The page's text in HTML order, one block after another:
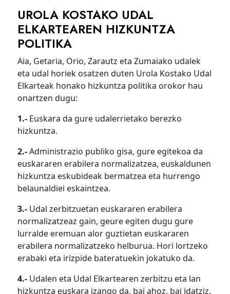
UROLA KOSTAKO UDAL
ELKARTEAREN HIZKUNTZA
POLITIKA
Aia, Getaria, Orio, Zarautz eta Zumaiako udalek
eta udal horiek osatzen duten Urola Kostako Udal
Elkarteak honako hizkuntza politika orokor hau
onartzen dugu:
1.- Euskara da gure udalerrietako berezko
hizkuntza.
2.-Administrazio publiko gisa, gure egitekoa da
euskararen erabilera normalizatzea, euskaldunen
hizkuntza eskubideak bermatzea eta hurrengo
belaunaldiei eskaintzea.
3.- Udal zerbitzuetan euskararen erabilera
normalizatzeaz gain, geure egiten dugu gure
lurralde eremuan alor guztietan euskararen
erabilera normalizatzeko helburua. Hori lortzeko
erabaki eta irizpide bateratuekin jokatuko da.
4.- Udalen eta Udal Elkartearen zerbitzu eta lan
hizkuntza euskara izango da, bai ahoz, bai idatziz.